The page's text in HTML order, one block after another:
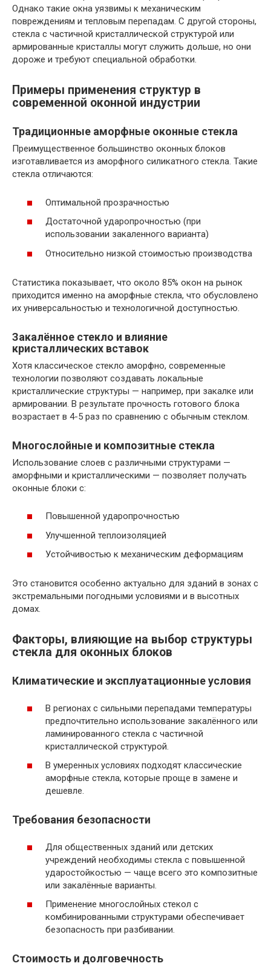
Однако такие окна уязвимы к механическим
повреждениям и тепловым перепадам. С другой стороны,
стекла с частичной кристаллической структурой или
армированные кристаллы могут служить дольше, но они
дороже и требуют специальной обработки.
Примеры применения структур в
современной оконной индустрии
Традиционные аморфные оконные стекла
Преимущественное большинство оконных блоков
изготавливается из аморфного силикатного стекла. Такие
стекла отличаются:
Оптимальной прозрачностью
Достаточной ударопрочностью (при
использовании закаленного варианта)
Относительно низкой стоимостью производства
Статистика показывает, что около 85% окон на рынок
приходится именно на аморфные стекла, что обусловлено
их универсальностью и технологичной доступностью.
Закалённое стекло и влияние
кристаллических вставок
Хотя классическое стекло аморфно, современные
технологии позволяют создавать локальные
кристаллические структуры — например, при закалке или
армировании. В результате прочность готового блока
возрастает в 4-5 раз по сравнению с обычным стеклом.
Многослойные и композитные стекла
Использование слоев с различными структурами —
аморфными и кристаллическими — позволяет получать
оконные блоки с:
Повышенной ударопрочностью
Улучшенной теплоизоляцией
Устойчивостью к механическим деформациям
Это становится особенно актуально для зданий в зонах с
экстремальными погодными условиями и в высотных
домах.
Факторы, влияющие на выбор структуры
стекла для оконных блоков
Климатические и эксплуатационные условия
В регионах с сильными перепадами температуры
предпочтительно использование закалённого или
ламинированного стекла с частичной
кристаллической структурой.
В умеренных условиях подходят классические
аморфные стекла, которые проще в замене и
дешевле.
Требования безопасности
Для общественных зданий или детских
учреждений необходимы стекла с повышенной
ударостойкостью — чаще всего это композитные
или закалённые варианты.
Применение многослойных стекол с
комбинированными структурами обеспечивает
безопасность при разбивании.
Стоимость и долговечность